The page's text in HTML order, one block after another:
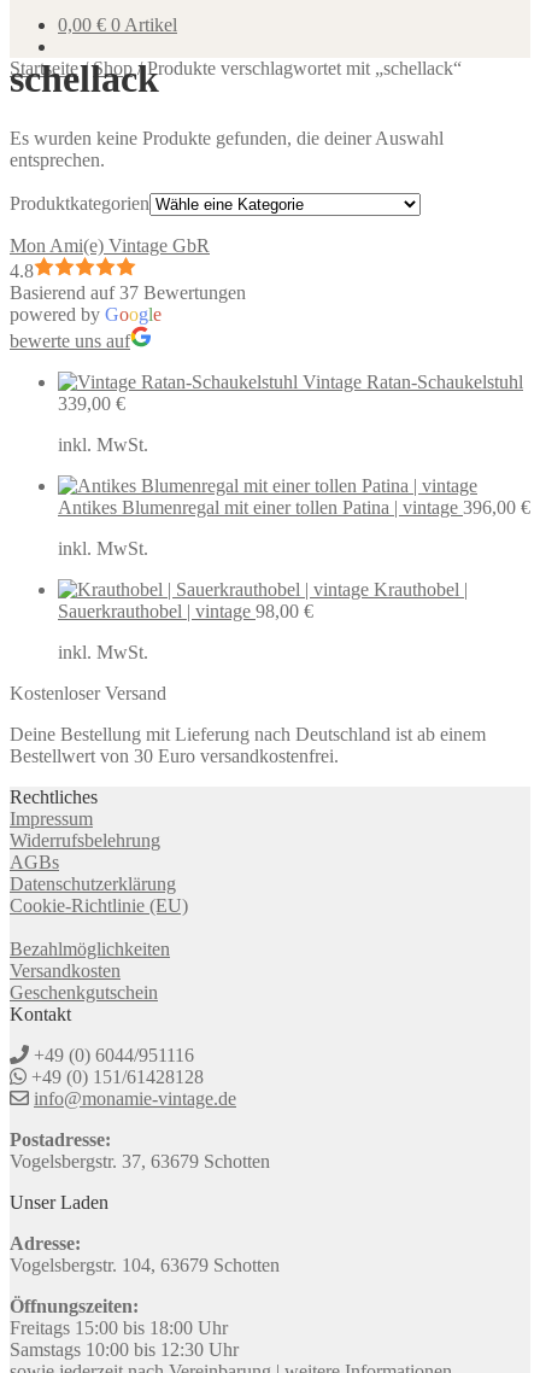
0,00 € 0 Artikel
Startseite/Shop /Produkte verschlagwortet mit „schellack“
schellack
Es wurden keine Produkte gefunden, die deiner Auswahl
entsprechen.
Produktkategorien
Mon Ami(e) Vintage GbR
4.8
Basierend auf 37 Bewertungen
powered by Google
bewerte uns auf
Vintage Ratan-Schaukelstuhl
339,00 €
inkl. MwSt.
Antikes Blumenregal mit einer tollen Patina | vintage 396,00 €
inkl. MwSt.
Krauthobel |
Sauerkrauthobel | vintage 98,00 €
inkl. MwSt.
Kostenloser Versand
Deine Bestellung mit Lieferung nach Deutschland ist ab einem
Bestellwert von 30 Euro versandkostenfrei.
Rechtliches
Impressum
Widerrufsbelehrung
AGBs
Datenschutzerklärung
Cookie-Richtlinie (EU)
Bezahlmöglichkeiten
Versandkosten
Geschenkgutschein
Kontakt
+49 (0) 6044/951116
+49 (0) 151/61428128
info@monamie-vintage.de
Postadresse:
Vogelsbergstr. 37, 63679 Schotten
Unser Laden
Adresse:
Vogelsbergstr. 104, 63679 Schotten
Öffnungszeiten:
Freitags 15:00 bis 18:00 Uhr
Samstags 10:00 bis 12:30 Uhr